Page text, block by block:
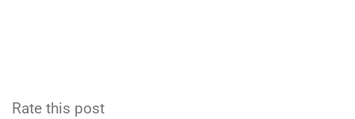
Rate this post